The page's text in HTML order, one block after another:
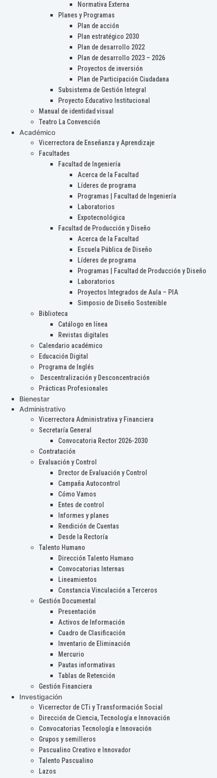
Normativa Externa
Planes y Programas
Plan de acción
Plan estratégico 2030
Plan de desarrollo 2022
Plan de desarrollo 2023 – 2026
Proyectos de inversión
Plan de Participación Ciudadana
Subsistema de Gestión Integral
Proyecto Educativo Institucional
Manual de identidad visual
Teatro La Convención
Académico
Vicerrectora de Enseñanza y Aprendizaje
Facultades
Facultad de Ingeniería
Acerca de la Facultad
Líderes de programa
Programas | Facultad de Ingeniería
Laboratorios
Expotecnológica
Facultad de Producción y Diseño
Acerca de la Facultad
Escuela Pública de Diseño
Líderes de programa
Programas | Facultad de Producción y Diseño
Laboratorios
Proyectos Integrados de Aula – PIA
Simposio de Diseño Sostenible
Biblioteca
Catálogo en línea
Revistas digitales
Calendario académico
Educación Digital
Programa de Inglés
Descentralización y Desconcentración
Prácticas Profesionales
Bienestar
Administrativo
Vicerrectora Administrativa y Financiera
Secretaría General
Convocatoria Rector 2026-2030
Contratación
Evaluación y Control
Drector de Evaluación y Control
Campaña Autocontrol
Cómo Vamos
Entes de control
Informes y planes
Rendición de Cuentas
Desde la Rectoría
Talento Humano
Dirección Talento Humano
Convocatorias Internas
Lineamientos
Constancia Vinculación a Terceros
Gestión Documental
Presentación
Activos de Información
Cuadro de Clasificación
Inventario de Eliminación
Mercurio
Pautas informativas
Tablas de Retención
Gestión Financiera
Investigación
Vicerrector de CTi y Transformación Social
Dirección de Ciencia, Tecnología e Innovación
Convocatorias Tecnología e Innovación
Grupos y semilleros
Pascualino Creativo e Innovador
Talento Pascualino
Lazos